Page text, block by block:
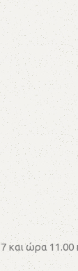
και ώρα 11.00